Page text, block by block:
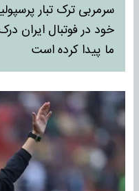
سرمربی ترک تبار
خود در فوتبال ایران
ما پیدا کرده است